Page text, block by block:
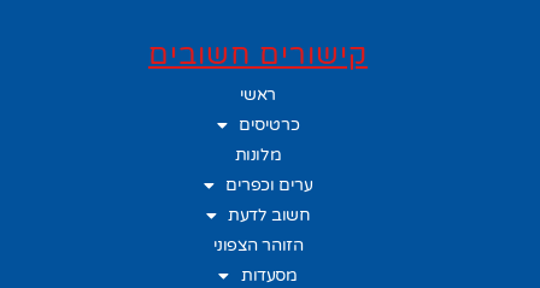
קישורים חשובים
ראשי
כרטיסים
מלונות
ערים וכפרים
חשוב לדעת
הזוהר הצפוני
מסעדות